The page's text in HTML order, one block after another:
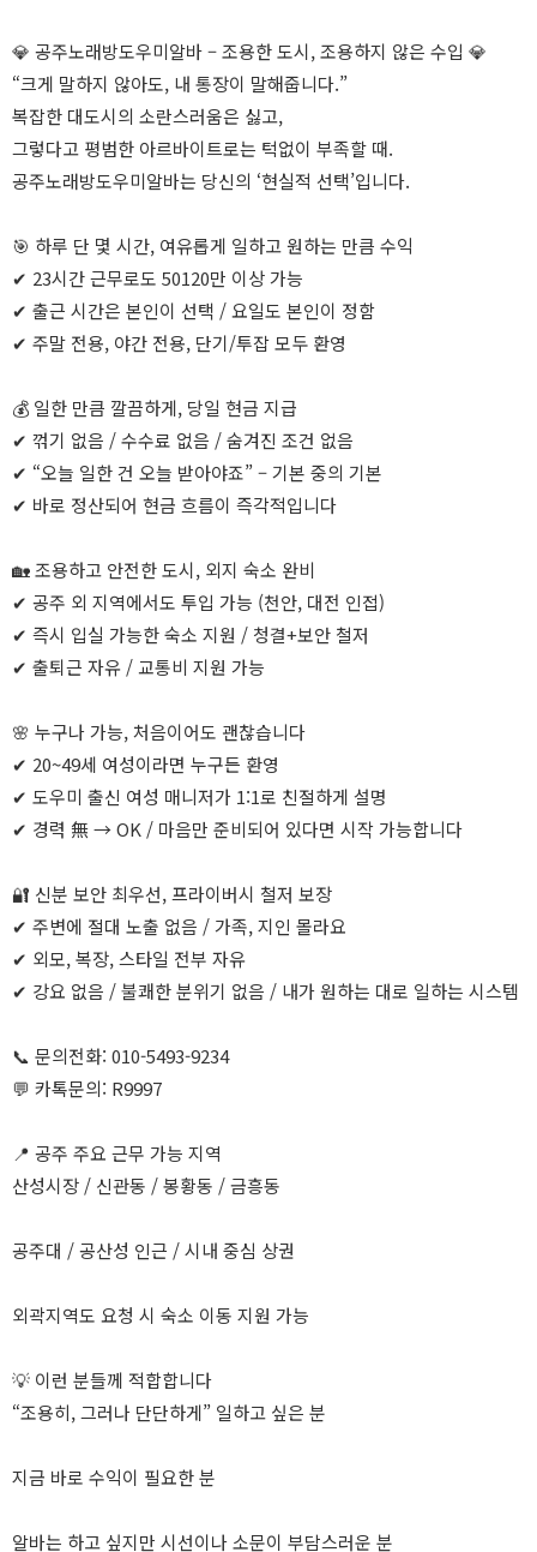
💎 공주노래방도우미알바 – 조용한 도시, 조용하지 않은 수입 💎
“크게 말하지 않아도, 내 통장이 말해줍니다.”
복잡한 대도시의 소란스러움은 싫고,
그렇다고 평범한 아르바이트로는 턱없이 부족할 때.
공주노래방도우미알바는 당신의 ‘현실적 선택’입니다.
🎯 하루 단 몇 시간, 여유롭게 일하고 원하는 만큼 수익
✔ 23시간 근무로도 50120만 이상 가능
✔ 출근 시간은 본인이 선택 / 요일도 본인이 정함
✔ 주말 전용, 야간 전용, 단기/투잡 모두 환영
💰 일한 만큼 깔끔하게, 당일 현금 지급
✔ 꺾기 없음 / 수수료 없음 / 숨겨진 조건 없음
✔ “오늘 일한 건 오늘 받아야죠” – 기본 중의 기본
✔ 바로 정산되어 현금 흐름이 즉각적입니다
🏡 조용하고 안전한 도시, 외지 숙소 완비
✔ 공주 외 지역에서도 투입 가능 (천안, 대전 인접)
✔ 즉시 입실 가능한 숙소 지원 / 청결+보안 철저
✔ 출퇴근 자유 / 교통비 지원 가능
🌸 누구나 가능, 처음이어도 괜찮습니다
✔ 20~49세 여성이라면 누구든 환영
✔ 도우미 출신 여성 매니저가 1:1로 친절하게 설명
✔ 경력 無 → OK / 마음만 준비되어 있다면 시작 가능합니다
🔐 신분 보안 최우선, 프라이버시 철저 보장
✔ 주변에 절대 노출 없음 / 가족, 지인 몰라요
✔ 외모, 복장, 스타일 전부 자유
✔ 강요 없음 / 불쾌한 분위기 없음 / 내가 원하는 대로 일하는 시스템
📞 문의전화: 010-5493-9234
💬 카톡문의: R9997
📍 공주 주요 근무 가능 지역
산성시장 / 신관동 / 봉황동 / 금흥동
공주대 / 공산성 인근 / 시내 중심 상권
외곽지역도 요청 시 숙소 이동 지원 가능
💡 이런 분들께 적합합니다
“조용히, 그러나 단단하게” 일하고 싶은 분
지금 바로 수익이 필요한 분
알바는 하고 싶지만 시선이나 소문이 부담스러운 분